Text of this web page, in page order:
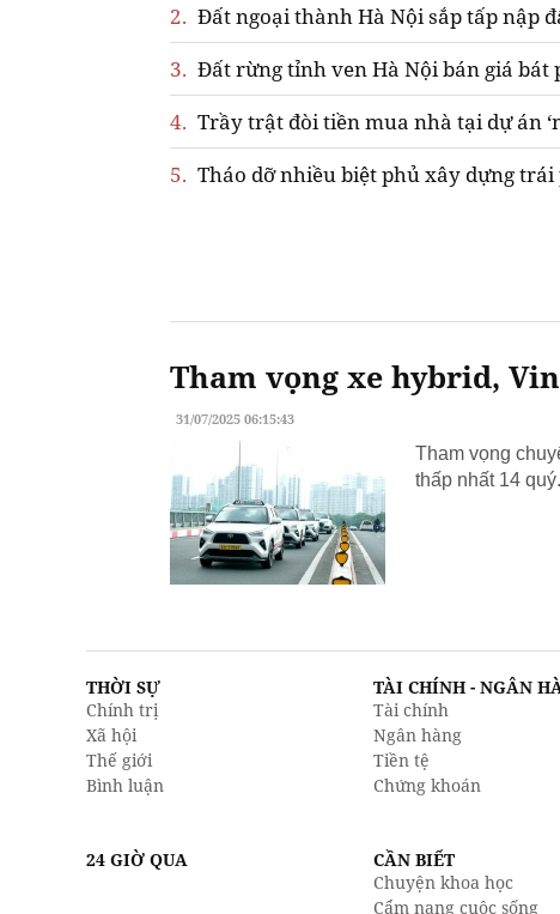
2. Đất ngoại thành Hà Nội sắp tấp nập
3. Đất rừng tỉnh ven Hà Nội bán giá bát
4. Trầy trật đòi tiền mua nhà tại dự án
5. Tháo dỡ nhiều biệt phủ xây dựng
Tham vọng xe hybrid,
31/07/2025 06:15:43
Tham vọng
thấp nhất 14 quý.
THỜI SỰ
Chính trị
Xã hội
Thế giới
Bình luận
TÀI CHÍNH - NGÂN
Tài chính
Ngân hàng
Tiền tệ
Chứng khoán
24 GIỜ QUA
CẦN BIẾT
Chuyện khoa học
Cẩm nang cuộc sống